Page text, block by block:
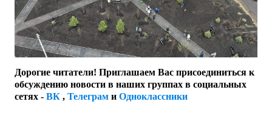
Дорогие читатели! Приглашаем Вас присоединиться к
обсуждению новости в наших группах в социальных
сетях - ВК , Телеграм и Одноклассники